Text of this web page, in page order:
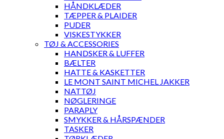
HÅNDKLÆDER
TÆPPER & PLAIDER
PUDER
VISKESTYKKER
TØJ & ACCESSORIES
HANDSKER & LUFFER
BÆLTER
HATTE & KASKETTER
LE MONT SAINT MICHEL JAKKER
NATTØJ
NØGLERINGE
PARAPLY
SMYKKER & HÅRSPÆNDER
TASKER